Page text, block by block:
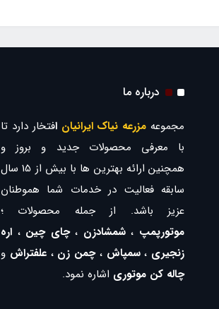
درباره ما
مجموعه مزرعه نیاک ایرانیانافتخار دارد تا
با معرفی محصولات جدید و بروز و
همچنین ارائه بهترین ها با بیش از 15 سال
سابقه فعالیت در خدمات شما هموطنان
عزیز باشد. از جمله محصولات ؛
موتورپمپ ،شمشادزن ،چای چین ، اره
زنجیری ،سمپاش ،چمن زن ،علفتراش و
چاله کن موتوری اشاره نمود.